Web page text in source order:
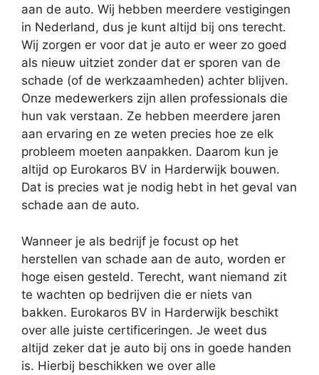
aan de auto. Wij hebben meerdere vestigingen
in Nederland, dus je kunt altijd bij ons terecht.
Wij zorgen er voor dat je auto er weer zo goed
als nieuw uitziet zonder dat er sporen van de
schade (of de werkzaamheden) achter blijven.
Onze medewerkers zijn allen professionals die
hun vak verstaan. Ze hebben meerdere jaren
aan ervaring en ze weten precies hoe ze elk
probleem moeten aanpakken. Daarom kun je
altijd op Eurokaros BV in Harderwijk bouwen.
Dat is precies wat je nodig hebt in het geval van
schade aan de auto.
Wanneer je als bedrijf je focust op het
herstellen van schade aan de auto, worden er
hoge eisen gesteld. Terecht, want niemand zit
te wachten op bedrijven die er niets van
bakken. Eurokaros BV in Harderwijk beschikt
over alle juiste certificeringen. Je weet dus
altijd zeker dat je auto bij ons in goede handen
is. Hierbij beschikken we over alle